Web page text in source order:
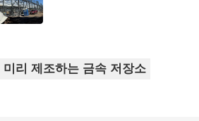
미리 제조하는 금속 저장소